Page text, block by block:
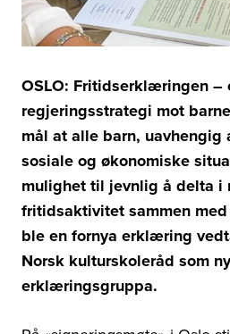
OSLO: Fritidserklæringen –
regjeringsstrategi mot
mål at alle barn, uavhengig
sosiale og økonomiske
mulighet til jevnlig å delta i
fritidsaktivitet sammen
ble en fornya erklæring
Norsk kulturskoleråd som
erklæringsgruppa.